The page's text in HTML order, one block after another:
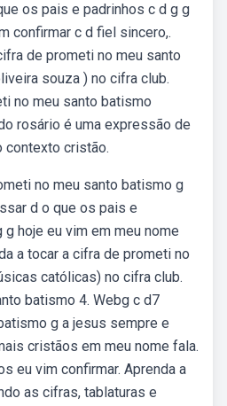
os pais e padrinhos c d g g
confirmar c d fiel sincero,.
de prometi no meu santo
souza ) no cifra club.
no meu santo batismo
rosário é uma expressão de
contexto cristão.
no meu santo batismo g
d o que os pais e
hoje eu vim em meu nome
a tocar a cifra de prometi no
católicas) no cifra club.
batismo 4. Webg c d7
g a jesus sempre e
cristãos em meu nome fala.
eu vim confirmar. Aprenda a
as cifras, tablaturas e